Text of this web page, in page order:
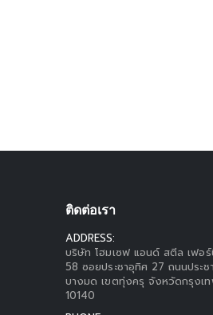
ติดต่อเรา
ADDRESS:
บริษัท โฮมเซฟ แอนด์ สตีล เฟอร์
58 ซอยประชาอุทิศ 27 ถนนประ
บางมด เขตทุ่งครุ จังหวัดกรุงเ
10140